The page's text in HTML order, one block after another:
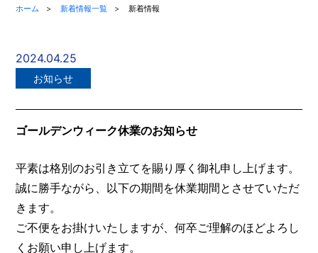
ホーム 新着情報一覧 新着情報
2024.04.25
お知らせ
ゴールデンウィーク休業のお知らせ
平素は格別のお引き立てを賜り厚く御礼申し上げます。
誠に勝手ながら、以下の期間を休業期間とさせていただ
きます。
ご不便をお掛けいたしますが、何卒ご理解のほどよろし
くお願い申し上げます。